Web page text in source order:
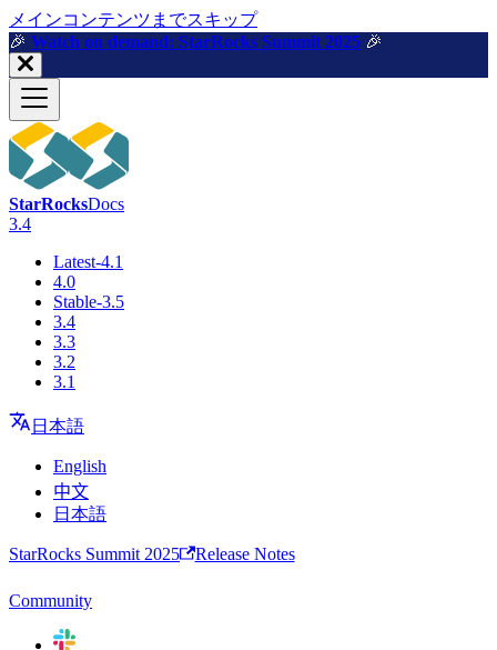
メインコンテンツまでスキップ
🎉️ Watch on demand: StarRocks Summit 2025 🎉️
StarRocksDocs
3.4
Latest-4.1
4.0
Stable-3.5
3.4
3.3
3.2
3.1
日本語
English
中文
日本語
StarRocks Summit 2025 Release Notes
Community